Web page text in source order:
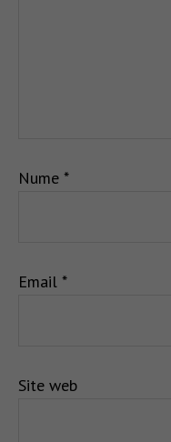
Nume *
Email *
Site web